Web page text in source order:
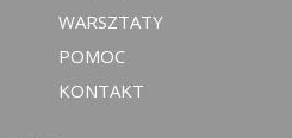
WARSZTATY
POMOC
KONTAKT